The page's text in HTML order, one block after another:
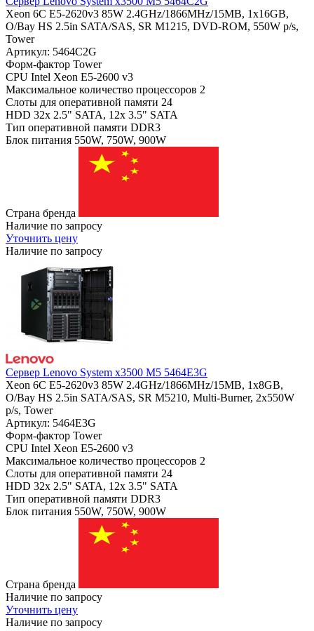
Xeon 6C E5-2620v3 85W 2.4GHz/1866MHz/15MB, 1x16GB,
O/Bay HS 2.5in SATA/SAS, SR M1215, DVD-ROM, 550W p/s,
Tower
Артикул: 5464C2G
Форм-фактор Tower
CPU Intel Xeon E5-2600 v3
Максимальное количество процессоров 2
Слоты для оперативной памяти 24
HDD 32x 2.5" SATA, 12x 3.5" SATA
Тип оперативной памяти DDR3
Блок питания 550W, 750W, 900W
Страна бренда
Наличие по запросу
Уточнить цену
Наличие по запросу
Сервер Lenovo System x3500 M5 5464E3G
Xeon 6C E5-2620v3 85W 2.4GHz/1866MHz/15MB, 1x8GB,
O/Bay HS 2.5in SATA/SAS, SR M5210, Multi-Burner, 2x550W
p/s, Tower
Артикул: 5464E3G
Форм-фактор Tower
CPU Intel Xeon E5-2600 v3
Максимальное количество процессоров 2
Слоты для оперативной памяти 24
HDD 32x 2.5" SATA, 12x 3.5" SATA
Тип оперативной памяти DDR3
Блок питания 550W, 750W, 900W
Страна бренда
Наличие по запросу
Уточнить цену
Наличие по запросу